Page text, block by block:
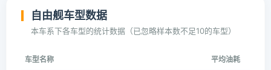
自由舰车型数据
本车系下各车型的统计数据（已忽略样本数不足10的车型）
车型名称 平均油耗